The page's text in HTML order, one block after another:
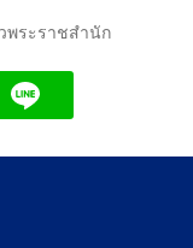
พระราชสำนัก